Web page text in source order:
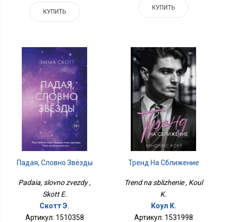
КУПИТЬ
КУПИТЬ
Падая, Словно Звёзды
Padaia, slovno zvezdy ,
Skott E.
Скотт Э.
Артикул: 1510358
Тренд На Сближение
Trend na sblizhenie , Koul
K.
Коул К.
Артикул: 1531998